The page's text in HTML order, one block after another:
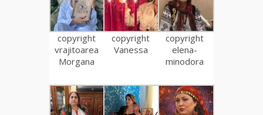
copyright
vrajitoarea
Morgana
copyright
Vanessa
copyright
elena-
minodora